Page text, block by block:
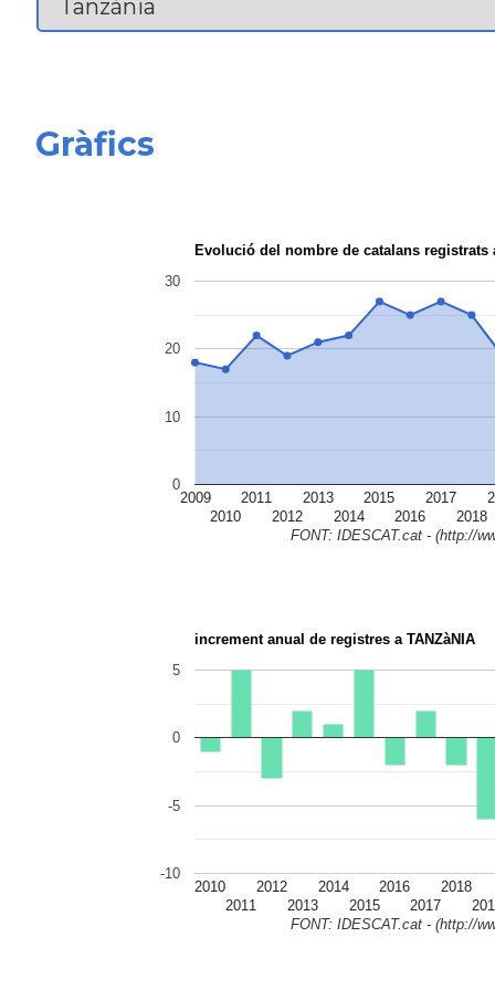
Gràfics
Evolució del nombre de catalans registrats
2009
2010
2011
2012
2013
2014
2015
2016
2017
2018
0
10
20
30
FONT: IDESCAT.cat - (http://
increment anual de registres a TANZàNIA
2010
2011
2012
2013
2014
2015
2016
2017
2018
-10
-5
0
5
FONT: IDESCAT.cat - (http://